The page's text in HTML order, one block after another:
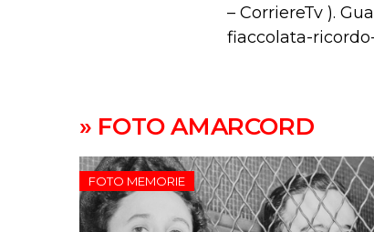
– CorriereTv ).
fiaccolata-
» FOTO AMARCORD
FOTO MEMORIE